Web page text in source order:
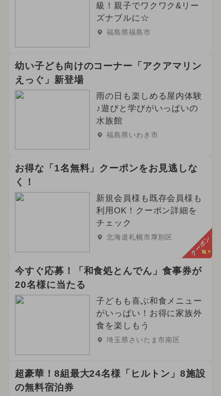
級！親子でワクワク&リー
ズナブルに☆
福島県福島市
幼い子ども向けのコーナー「アクアマリン
えっぐ」新登場
雨の日も楽しめる屋内体験
♪遊びと学びがいっぱいの
水族館
福島県いわき市
お得な「1名無料」クーポンをお見逃しな
く！
新規会員様も既存会員様も
利用OK！クーポン詳細を
チェック
北海道札幌市厚別区 クーポン
今すぐ応募！「和食処とんでん」食事券が
20名様に当たる
子どもも喜ぶ和食メニュー
がいっぱい！お得に家族外
食を楽しもう
埼玉県さいたま市南区
超豪華！8組最大24名様「ヒルトン」8施設
の無料宿泊券